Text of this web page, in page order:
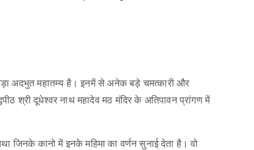
बड़ा अदभुत महातम्य है। इनमें से अनेक बड़े चमत्कारी और
श्री दूधेश्वर नाथ महादेव मठ मंदिर के अतिपावन प्रांगण में
जिनके कानो में इनके महिमा का वर्णन सुनाई देता है। वो